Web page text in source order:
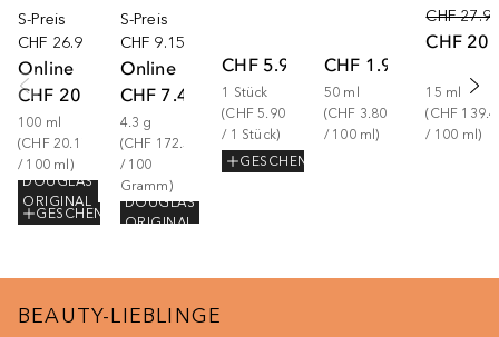
S-Preis
CHF 26.90
Online
CHF 20.17
100 ml
(CHF 20.17
/ 100 ml )
DOUGLAS
ORIGINAL
GESCHENK
S-Preis
CHF 9.15
Online
CHF 7.42
4.3 g
(CHF 172.56
/ 100
Gramm)
DOUGLAS
ORIGINAL
CHF 5.90
1
Stück
(CHF 5.90
/ 1 Stück)
GESCHENK
CHF 1.90
50 ml
(CHF 3.80
/ 100 ml)
CHF
CHF
15 ml
(CHF
/ 100 ml )
BEAUTY-LIEBLINGE